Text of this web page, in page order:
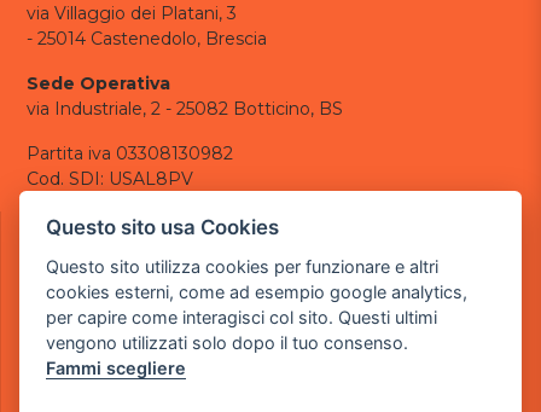
via Villaggio dei Platani, 3
- 25014 Castenedolo, Brescia
Sede Operativa
via Industriale, 2 - 25082 Botticino, BS
Partita iva 03308130982
Cod. SDI: USAL8PV
CONTATTI
tel.: +39 030 376 2377
tel.: +39 030 336 6259
pec:powergamesrl@legalmail.it
LINK UTILI
Questo sito usa Cookies
Questo sito utilizza cookies per funzionare e altri
cookies esterni, come ad esempio google analytics,
per capire come interagisci col sito. Questi ultimi
vengono utilizzati solo dopo il tuo consenso.
Fammi scegliere